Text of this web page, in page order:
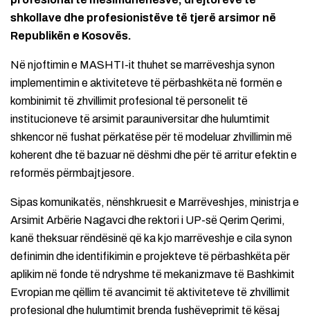
shkollave dhe profesionistëve të tjerë arsimor në
Republikën e Kosovës.
Në njoftimin e MASHTI-it thuhet se marrëveshja synon
implementimin e aktiviteteve të përbashkëta në formën e
kombinimit të zhvillimit profesional të personelit të
institucioneve të arsimit parauniversitar dhe hulumtimit
shkencor në fushat përkatëse për të modeluar zhvillimin më
koherent dhe të bazuar në dëshmi dhe për të arritur efektin e
reformës përmbajtjesore.
Sipas komunikatës, nënshkruesit e Marrëveshjes, ministrja e
Arsimit Arbërie Nagavci dhe rektori i UP-së Qerim Qerimi,
kanë theksuar rëndësinë që ka kjo marrëveshje e cila synon
definimin dhe identifikimin e projekteve të përbashkëta për
aplikim në fonde të ndryshme të mekanizmave të Bashkimit
Evropian me qëllim të avancimit të aktiviteteve të zhvillimit
profesional dhe hulumtimit brenda fushëveprimit të kësaj